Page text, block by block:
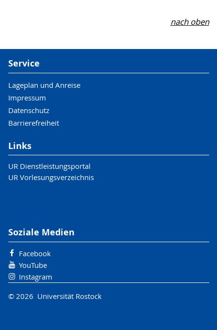
nach oben
Service
Lageplan und Anreise
Impressum
Datenschutz
Barrierefreiheit
Links
UR Dienstleistungsportal
UR Vorlesungsverzeichnis
Soziale Medien
Facebook
YouTube
Instagram
© 2026 Universität Rostock